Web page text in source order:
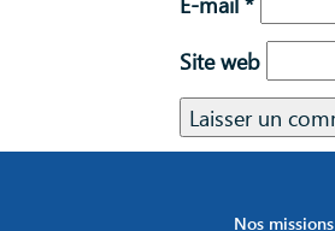
Site web
Nos missions